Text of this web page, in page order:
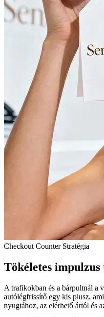
Checkout Counter Stratégia
Tökéletes
A trafikokban és a bárpultnál a
autólégfrissítő egy kis plusz,
nyugtához, az elérhető ártól és